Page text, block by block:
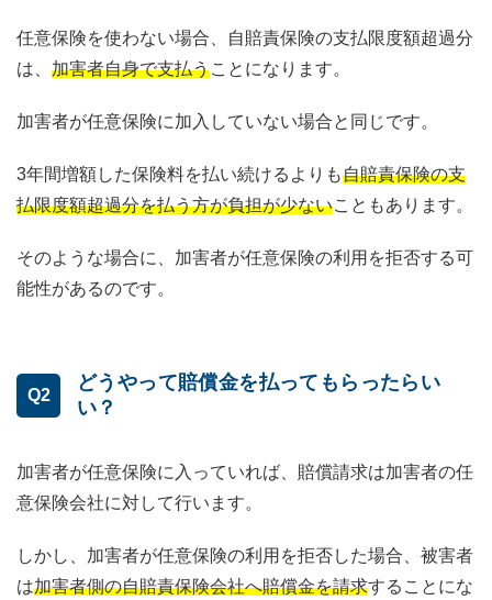
任意保険を使わない場合、自賠責保険の支払限度額超過分
は、 加害者自身で支払うことになります。
加害者が任意保険に加入していない場合と同じです。
3年間増額した保険料を払い続けるよりも自賠責保険の支
払限度額超過分を払う方が負担が少ないこともあります。
そのような場合に、加害者が任意保険の利用を拒否する可
能性があるのです。
Q2
どうやって賠償金を払ってもらったらい
い？
加害者が任意保険に入っていれば、賠償請求は加害者の任
意保険会社に対して行います。
しかし、加害者が任意保険の利用を拒否した場合、被害者
は加害者側の自賠責保険会社へ賠償金を請求することにな